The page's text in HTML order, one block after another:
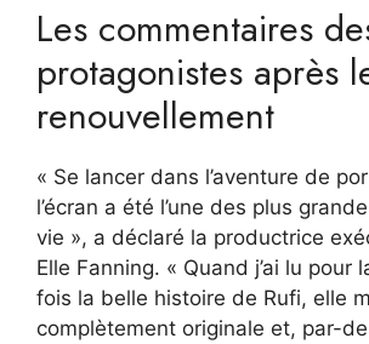
Les commentaires
protagonistes après
renouvellement
« Se lancer dans l’aventure de
l’écran a été l’une des plus
vie », a déclaré la productrice
Elle Fanning. « Quand j’ai lu pour
fois la belle histoire de Rufi, elle
complètement originale et, par-